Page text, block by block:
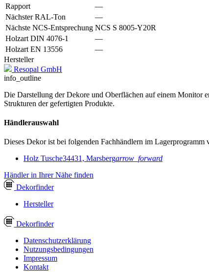
Rapport
—
Nächster RAL-Ton
—
Nächste NCS-Entsprechung NCS S 8005-Y20R
Holzart DIN 4076-1
—
Holzart EN 13556
—
Hersteller
Resopal GmbH
info_outline
Die Darstellung der Dekore und Oberflächen auf einem Monitor
Strukturen der gefertigten Produkte.
Händlerauswahl
Dieses Dekor ist bei folgenden Fachhändlern im Lagerprogramm
Holz Tusche34431, Marsbergarrow_forward
Händler in Ihrer Nähe finden
Dekorfinder
Hersteller
Dekorfinder
Datenschutzerklärung
Nutzungsbedingungen
Impressum
Kontakt